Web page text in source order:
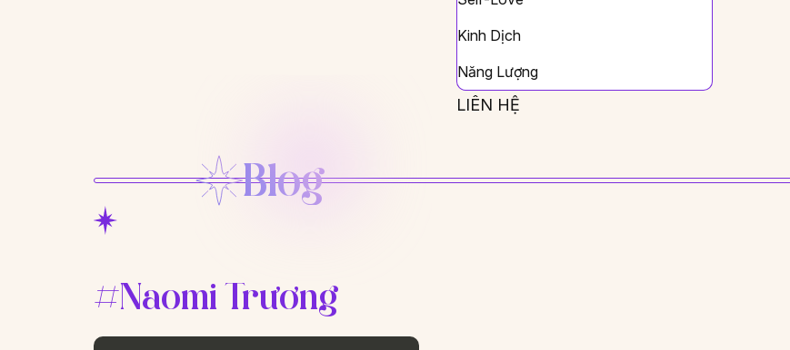
Kinh Dịch
Năng Lượng
LIÊN HỆ
Blog
#Naomi Trương